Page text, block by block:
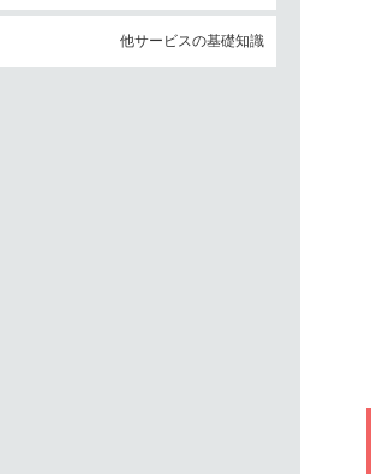
他サービスの基礎知識